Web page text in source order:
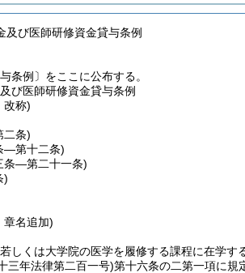
及び医師研修資金貸与条例
条例〕をここに公布する。
び医師研修資金貸与条例
改称)
二条)
―第十二条)
条―第二十一条)
)
章名追加)
しくは大学院の医学を履修する課程に在学
三年法律第二百一号)第十六条の二第一項に規